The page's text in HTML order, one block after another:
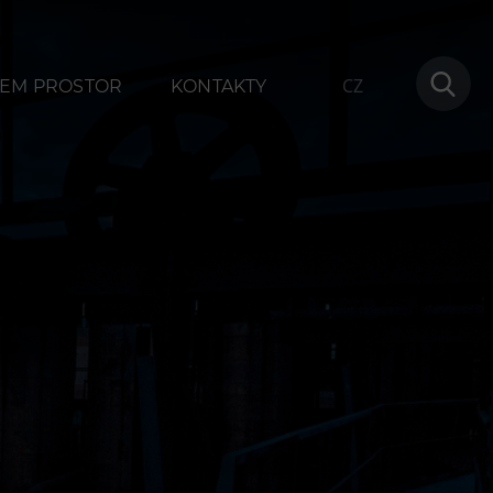
PROSTOR KONTAKTY CZ